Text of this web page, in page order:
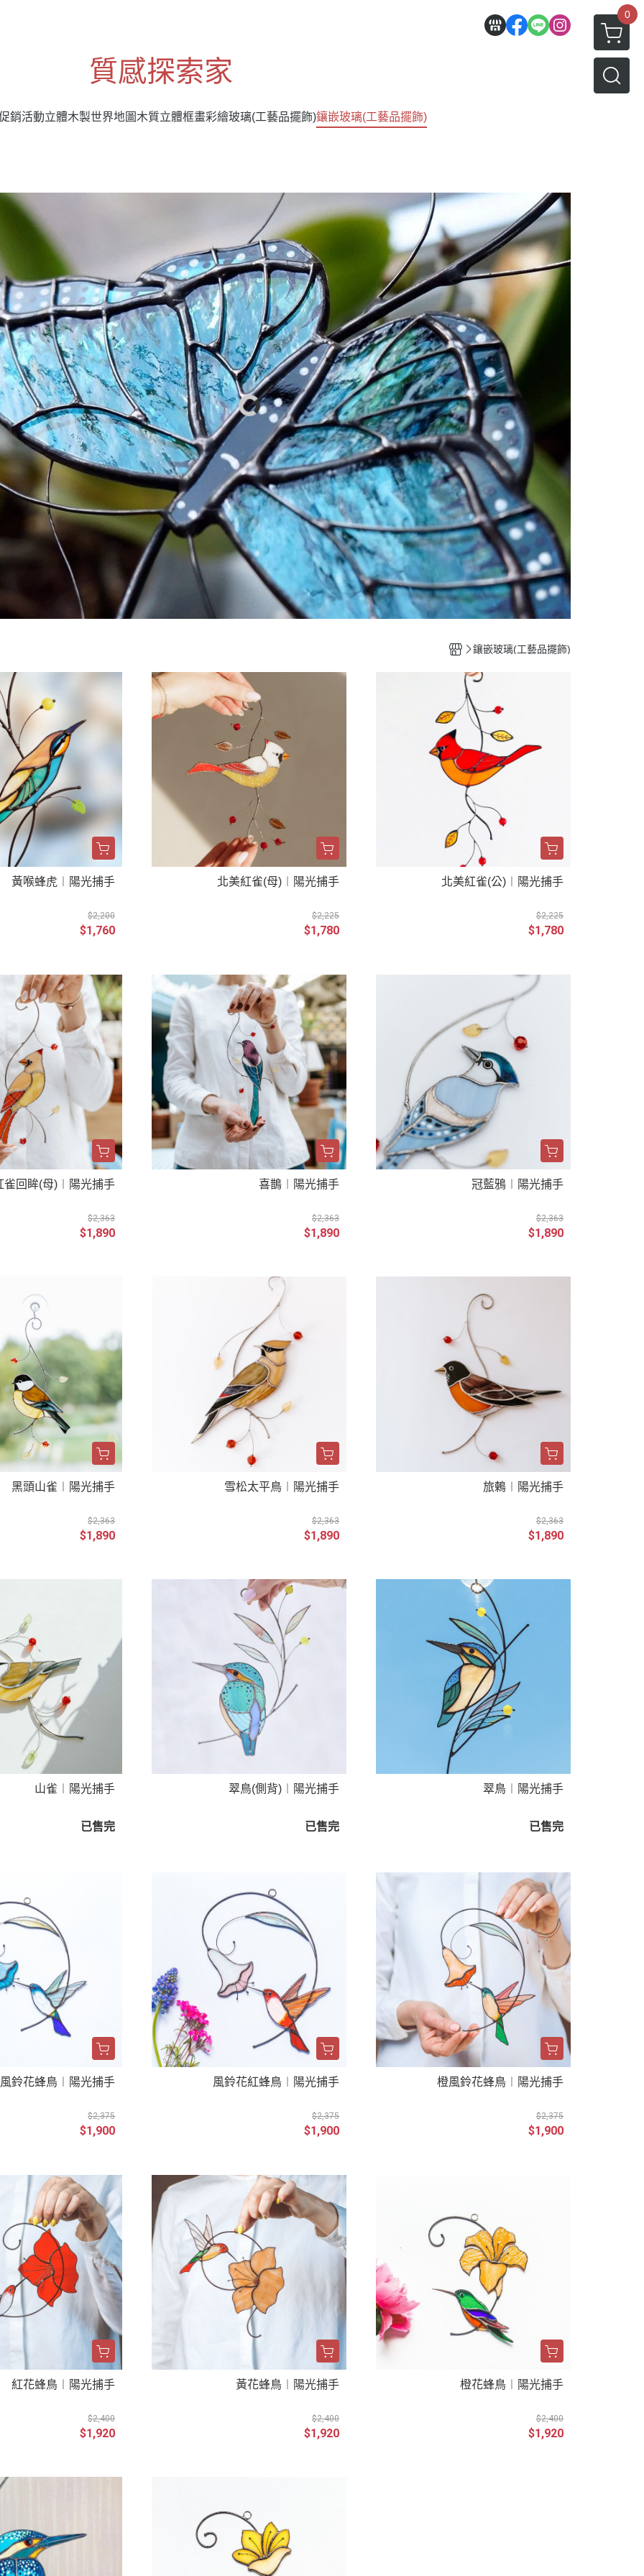
0
質感探索家
銷活動立體木製世界地圖 木質立體框畫彩繪玻璃(工藝品擺飾)鑲嵌玻璃(工藝品擺飾)
鑲嵌玻璃(工藝品擺飾)
黃喉蜂虎︱陽光捕手
$2,200
$1,760
北美紅雀(母)︱陽光捕手
$2,225
$1,780
北美紅雀(公)︱陽光捕手
$2,225
$1,780
雀回眸(母)︱陽光捕手
$2,363
$1,890
喜鵲︱陽光捕手
$2,363
$1,890
冠藍鴉︱陽光捕手
$2,363
$1,890
黑頭山雀︱陽光捕手
$2,363
$1,890
雪松太平鳥︱陽光捕手
$2,363
$1,890
旅鶇︱陽光捕手
$2,363
$1,890
山雀︱陽光捕手
已售完
翠鳥(側背)︱陽光捕手
已售完
翠鳥︱陽光捕手
已售完
鈴花蜂鳥︱陽光捕手
$2,375
$1,900
風鈴花紅蜂鳥︱陽光捕手
$2,375
$1,900
橙風鈴花蜂鳥︱陽光捕手
$2,375
$1,900
紅花蜂鳥︱陽光捕手
$2,400
$1,920
黃花蜂鳥︱陽光捕手
$2,400
$1,920
橙花蜂鳥︱陽光捕手
$2,400
$1,920